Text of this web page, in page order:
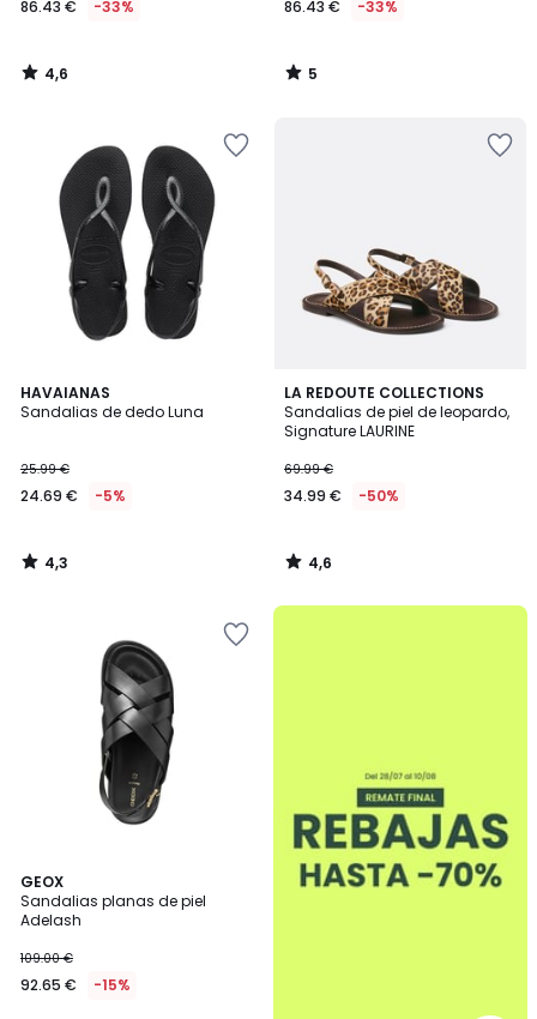
en
de
129.00
descuento
aplicado.
86.43 € -33%
4,6
/
86.43 € -33%
5
/
HAVAIANAS
Sandalias de dedo Luna
25.99 €
24.69 € -5%
4,3
/ 5
4,3
/
LA REDOUTE COLLECTIONS
Sandalias de piel de leopardo,
Signature LAURINE
69.99 €
34.99 € -50%
4,6
/ 5
4,6
/
GEOX
Sandalias planas de piel
Adelash
109.00 €
92.65 € -15%
4,8
/ 5
.